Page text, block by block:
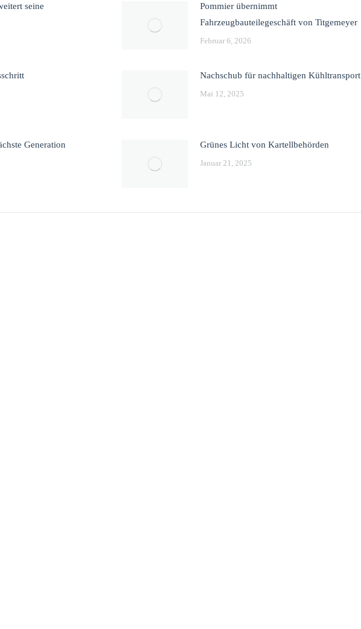
seine
Pommier übernimmt
Fahrzeugbauteilegeschäft von Titgemeyer
Februar 6, 2026
Nachschub für nachhaltigen Kühltransport
Mai 12, 2025
Generation Grünes Licht von Kartellbehörden
Januar 21, 2025